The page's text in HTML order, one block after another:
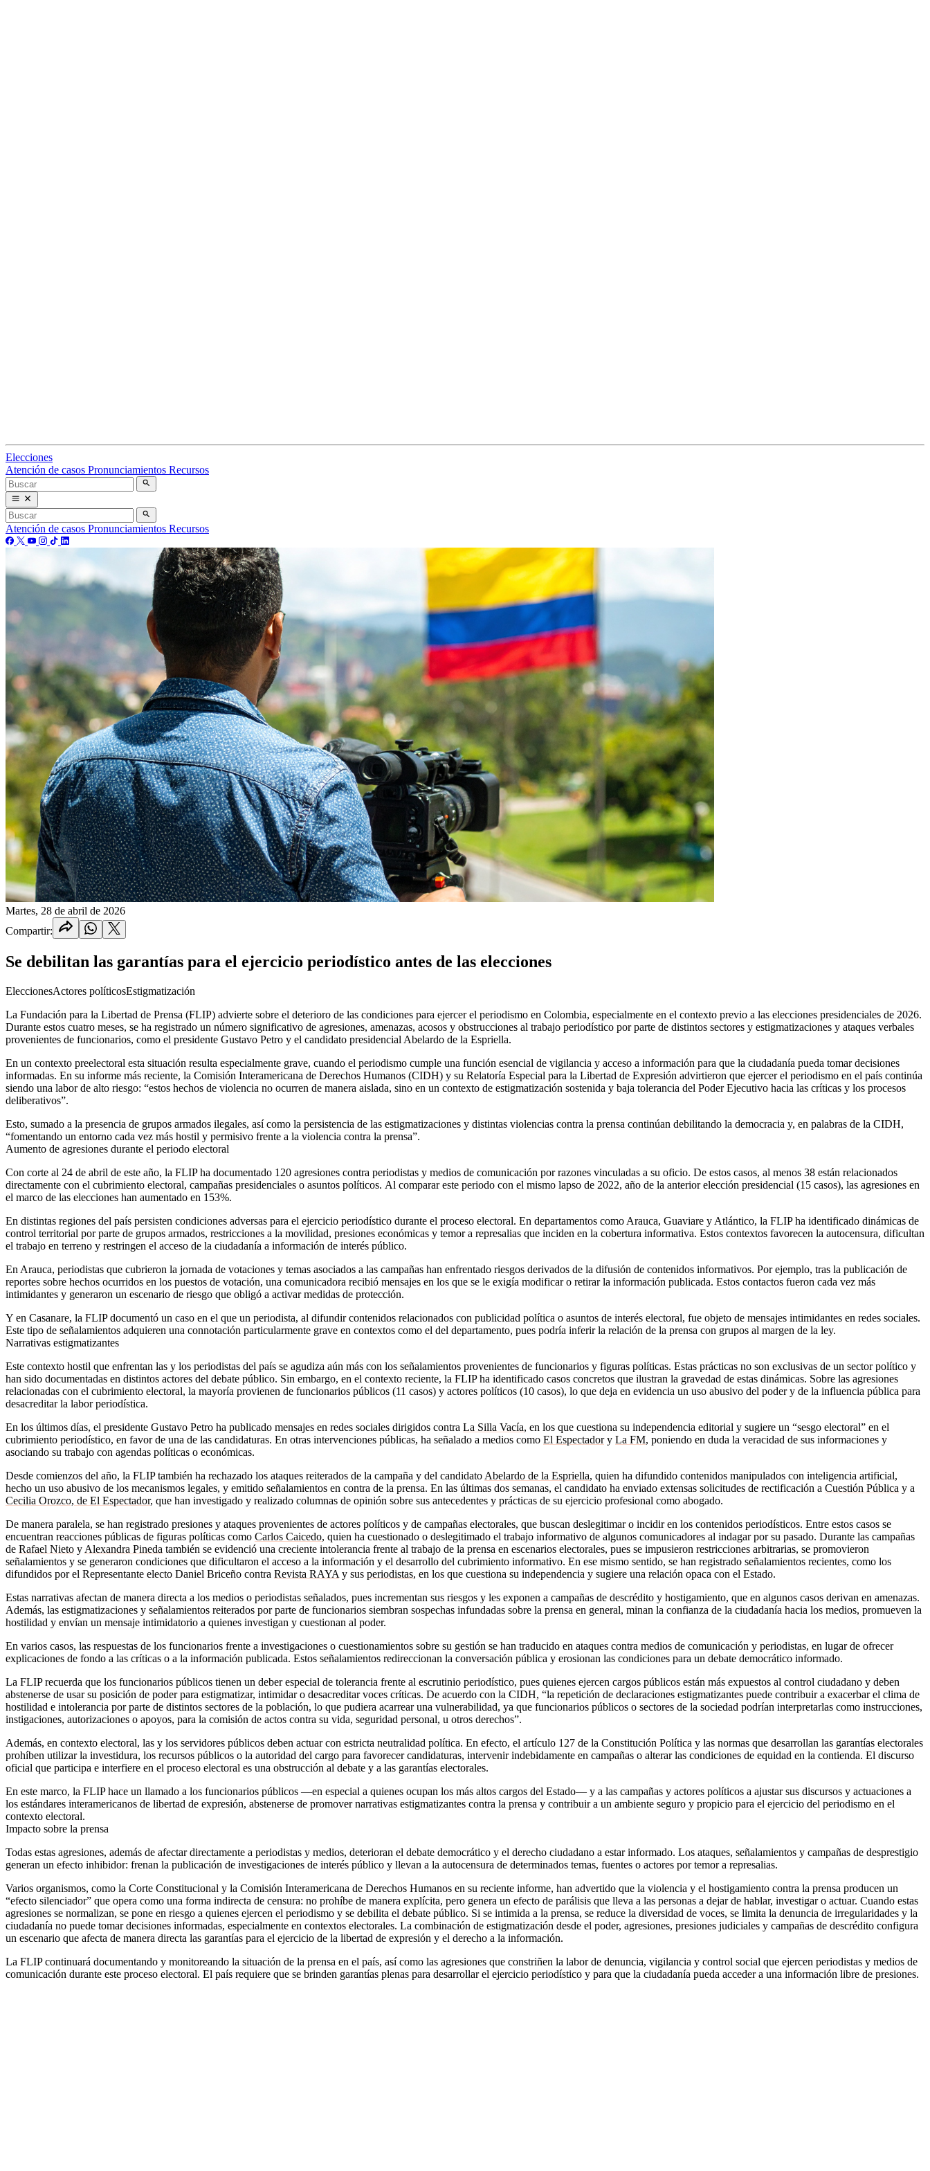
Elecciones
Atención de casos Pronunciamientos Recursos
Atención de casos Pronunciamientos Recursos
Martes, 28 de abril de 2026
Compartir:
Se debilitan las garantías para el ejercicio periodístico antes de las elecciones
EleccionesActores políticosEstigmatización
La Fundación para la Libertad de Prensa (FLIP) advierte sobre el deterioro de las condiciones para ejercer el periodismo en Colombia, especialmente en el contexto previo a las elecciones presidenciales de 2026.
Durante estos cuatro meses, se ha registrado un número significativo de agresiones, amenazas, acosos y obstrucciones al trabajo periodístico por parte de distintos sectores y estigmatizaciones y ataques verbales
provenientes de funcionarios, como el presidente Gustavo Petro y el candidato presidencial Abelardo de la Espriella.
En un contexto preelectoral esta situación resulta especialmente grave, cuando el periodismo cumple una función esencial de vigilancia y acceso a información para que la ciudadanía pueda tomar decisiones
informadas. En su informe más reciente, la Comisión Interamericana de Derechos Humanos (CIDH) y su Relatoría Especial para la Libertad de Expresión advirtieron que ejercer el periodismo en el país continúa
siendo una labor de alto riesgo: “estos hechos de violencia no ocurren de manera aislada, sino en un contexto de estigmatización sostenida y baja tolerancia del Poder Ejecutivo hacia las críticas y los procesos
deliberativos”.
Esto, sumado a la presencia de grupos armados ilegales, así como la persistencia de las estigmatizaciones y distintas violencias contra la prensa continúan debilitando la democracia y, en palabras de la CIDH,
“fomentando un entorno cada vez más hostil y permisivo frente a la violencia contra la prensa”.
Aumento de agresiones durante el periodo electoral
Con corte al 24 de abril de este año, la FLIP ha documentado 120 agresiones contra periodistas y medios de comunicación por razones vinculadas a su oficio. De estos casos, al menos 38 están relacionados
directamente con el cubrimiento electoral, campañas presidenciales o asuntos políticos. Al comparar este periodo con el mismo lapso de 2022, año de la anterior elección presidencial (15 casos), las agresiones en
el marco de las elecciones han aumentado en 153%.
En distintas regiones del país persisten condiciones adversas para el ejercicio periodístico durante el proceso electoral. En departamentos como Arauca, Guaviare y Atlántico, la FLIP ha identificado dinámicas de
control territorial por parte de grupos armados, restricciones a la movilidad, presiones económicas y temor a represalias que inciden en la cobertura informativa. Estos contextos favorecen la autocensura, dificultan
el trabajo en terreno y restringen el acceso de la ciudadanía a información de interés público.
En Arauca, periodistas que cubrieron la jornada de votaciones y temas asociados a las campañas han enfrentado riesgos derivados de la difusión de contenidos informativos. Por ejemplo, tras la publicación de
reportes sobre hechos ocurridos en los puestos de votación, una comunicadora recibió mensajes en los que se le exigía modificar o retirar la información publicada. Estos contactos fueron cada vez más
intimidantes y generaron un escenario de riesgo que obligó a activar medidas de protección.
Y en Casanare, la FLIP documentó un caso en el que un periodista, al difundir contenidos relacionados con publicidad política o asuntos de interés electoral, fue objeto de mensajes intimidantes en redes sociales.
Este tipo de señalamientos adquieren una connotación particularmente grave en contextos como el del departamento, pues podría inferir la relación de la prensa con grupos al margen de la ley.
Narrativas estigmatizantes
Este contexto hostil que enfrentan las y los periodistas del país se agudiza aún más con los señalamientos provenientes de funcionarios y figuras políticas. Estas prácticas no son exclusivas de un sector político y
han sido documentadas en distintos actores del debate público. Sin embargo, en el contexto reciente, la FLIP ha identificado casos concretos que ilustran la gravedad de estas dinámicas. Sobre las agresiones
relacionadas con el cubrimiento electoral, la mayoría provienen de funcionarios públicos (11 casos) y actores políticos (10 casos), lo que deja en evidencia un uso abusivo del poder y de la influencia pública para
desacreditar la labor periodística.
En los últimos días, el presidente Gustavo Petro ha publicado mensajes en redes sociales dirigidos contra La Silla Vacía, en los que cuestiona su independencia editorial y sugiere un “sesgo electoral” en el
cubrimiento periodístico, en favor de una de las candidaturas. En otras intervenciones públicas, ha señalado a medios como El Espectadory La FM, poniendo en duda la veracidad de sus informaciones y
asociando su trabajo con agendas políticas o económicas.
Desde comienzos del año, la FLIP también ha rechazado los ataques reiterados de la campaña y del candidato Abelardo de la Espriella, quien ha difundido contenidos manipulados con inteligencia artificial,
hecho un uso abusivo de los mecanismos legales, y emitido señalamientos en contra de la prensa. En las últimas dos semanas, el candidato ha enviado extensas solicitudes de rectificación a Cuestión Pública y a
Cecilia Orozco, de El Espectador, que han investigado y realizado columnas de opinión sobre sus antecedentes y prácticas de su ejercicio profesional como abogado.
De manera paralela, se han registrado presiones y ataques provenientes de actores políticos y de campañas electorales, que buscan deslegitimar o incidir en los contenidos periodísticos. Entre estos casos se
encuentran reacciones públicas de figuras políticas como Carlos Caicedo, quien ha cuestionado o deslegitimado el trabajo informativo de algunos comunicadores al indagar por su pasado. Durante las campañas
de Rafael Nieto y Alexandra Pineda también se evidenció una creciente intolerancia frente al trabajo de la prensa en escenarios electorales, pues se impusieron restricciones arbitrarias, se promovieron
señalamientos y se generaron condiciones que dificultaron el acceso a la información y el desarrollo del cubrimiento informativo. En ese mismo sentido, se han registrado señalamientos recientes, como los
difundidos por el Representante electo Daniel Briceño contra Revista RAYA y sus periodistas, en los que cuestiona su independencia y sugiere una relación opaca con el Estado.
Estas narrativas afectan de manera directa a los medios o periodistas señalados, pues incrementan sus riesgos y les exponen a campañas de descrédito y hostigamiento, que en algunos casos derivan en amenazas.
Además, las estigmatizaciones y señalamientos reiterados por parte de funcionarios siembran sospechas infundadas sobre la prensa en general, minan la confianza de la ciudadanía hacia los medios, promueven la
hostilidad y envían un mensaje intimidatorio a quienes investigan y cuestionan al poder.
En varios casos, las respuestas de los funcionarios frente a investigaciones o cuestionamientos sobre su gestión se han traducido en ataques contra medios de comunicación y periodistas, en lugar de ofrecer
explicaciones de fondo a las críticas o a la información publicada. Estos señalamientos redireccionan la conversación pública y erosionan las condiciones para un debate democrático informado.
La FLIP recuerda que los funcionarios públicos tienen un deber especial de tolerancia frente al escrutinio periodístico, pues quienes ejercen cargos públicos están más expuestos al control ciudadano y deben
abstenerse de usar su posición de poder para estigmatizar, intimidar o desacreditar voces críticas. De acuerdo con la CIDH, “la repetición de declaraciones estigmatizantes puede contribuir a exacerbar el clima de
hostilidad e intolerancia por parte de distintos sectores de la población, lo que pudiera acarrear una vulnerabilidad, ya que funcionarios públicos o sectores de la sociedad podrían interpretarlas como instrucciones,
instigaciones, autorizaciones o apoyos, para la comisión de actos contra su vida, seguridad personal, u otros derechos”.
Además, en contexto electoral, las y los servidores públicos deben actuar con estricta neutralidad política. En efecto, el artículo 127 de la Constitución Política y las normas que desarrollan las garantías electorales
prohíben utilizar la investidura, los recursos públicos o la autoridad del cargo para favorecer candidaturas, intervenir indebidamente en campañas o alterar las condiciones de equidad en la contienda. El discurso
oficial que participa e interfiere en el proceso electoral es una obstrucción al debate y a las garantías electorales.
En este marco, la FLIP hace un llamado a los funcionarios públicos —en especial a quienes ocupan los más altos cargos del Estado— y a las campañas y actores políticos a ajustar sus discursos y actuaciones a
los estándares interamericanos de libertad de expresión, abstenerse de promover narrativas estigmatizantes contra la prensa y contribuir a un ambiente seguro y propicio para el ejercicio del periodismo en el
contexto electoral.
Impacto sobre la prensa
Todas estas agresiones, además de afectar directamente a periodistas y medios, deterioran el debate democrático y el derecho ciudadano a estar informado. Los ataques, señalamientos y campañas de desprestigio
generan un efecto inhibidor: frenan la publicación de investigaciones de interés público y llevan a la autocensura de determinados temas, fuentes o actores por temor a represalias.
Varios organismos, como la Corte Constitucional y la Comisión Interamericana de Derechos Humanos en su reciente informe, han advertido que la violencia y el hostigamiento contra la prensa producen un
“efecto silenciador” que opera como una forma indirecta de censura: no prohíbe de manera explícita, pero genera un efecto de parálisis que lleva a las personas a dejar de hablar, investigar o actuar. Cuando estas
agresiones se normalizan, se pone en riesgo a quienes ejercen el periodismo y se debilita el debate público. Si se intimida a la prensa, se reduce la diversidad de voces, se limita la denuncia de irregularidades y la
ciudadanía no puede tomar decisiones informadas, especialmente en contextos electorales. La combinación de estigmatización desde el poder, agresiones, presiones judiciales y campañas de descrédito configura
un escenario que afecta de manera directa las garantías para el ejercicio de la libertad de expresión y el derecho a la información.
La FLIP continuará documentando y monitoreando la situación de la prensa en el país, así como las agresiones que constriñen la labor de denuncia, vigilancia y control social que ejercen periodistas y medios de
comunicación durante este proceso electoral. El país requiere que se brinden garantías plenas para desarrollar el ejercicio periodístico y para que la ciudadanía pueda acceder a una información libre de presiones.